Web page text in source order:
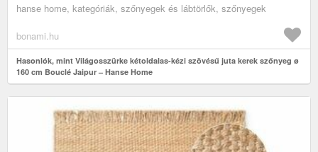
hanse home, kategóriák, szőnyegek és lábtörlők, szőnyegek
bonami.hu
Hasonlók, mint Világosszürke kétoldalas-kézi szövésű juta kerek szőnyeg ø
160 cm Bouclé Jaipur – Hanse Home